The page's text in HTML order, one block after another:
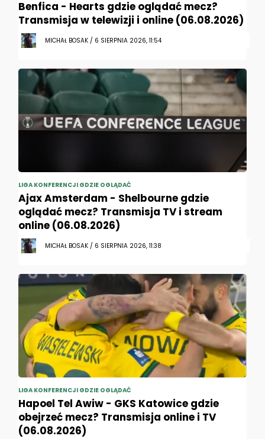
Benfica - Hearts gdzie oglądać mecz?
Transmisja w telewizji i online (06.08.2026)
MICHAŁ BOSAK / 6 SIERPNIA 2026, 11:54
LIGA KONFERENCJI GDZIE OGLĄDAĆ
Ajax Amsterdam - Shelbourne gdzie
oglądać mecz? Transmisja TV i stream
online (06.08.2026)
MICHAŁ BOSAK / 6 SIERPNIA 2026, 11:38
LIGA KONFERENCJI GDZIE OGLĄDAĆ
Hapoel Tel Awiw - GKS Katowice gdzie
obejrzeć mecz? Transmisja online i TV
(06.08.2026)